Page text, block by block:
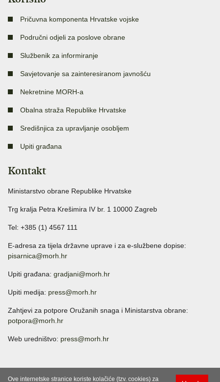
Pričuvna komponenta Hrvatske vojske
Područni odjeli za poslove obrane
Službenik za informiranje
Savjetovanje sa zainteresiranom javnošću
Nekretnine MORH-a
Obalna straža Republike Hrvatske
Središnjica za upravljanje osobljem
Upiti građana
Kontakt
Ministarstvo obrane Republike Hrvatske
Trg kralja Petra Krešimira IV br. 1 10000 Zagreb
Tel: +385 (1) 4567 111
E-adresa za tijela državne uprave i za e-službene dopise:
pisarnica@morh.hr
Upiti građana: gradjani@morh.hr
Upiti medija: press@morh.hr
Zahtjevi za potpore Oružanih snaga i Ministarstva obrane:
potpora@morh.hr
Web uredništvo: press@morh.hr
Ove internetske stranice koriste kolačiće (tzv. cookies) za